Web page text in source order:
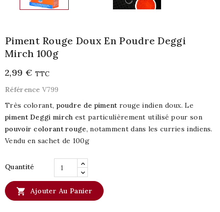
Piment Rouge Doux En Poudre Deggi
Mirch 100g
2,99 € TTC
Référence V799
Très colorant, poudre de pimentrouge indien doux. Le
piment Deggi mirch est particulièrement utilisé pour son
pouvoir colorant rouge, notamment dans les curries indiens.
Vendu en sachet de 100g
Quantité
 Ajouter Au Panier